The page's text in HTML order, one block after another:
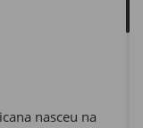
nasceu na